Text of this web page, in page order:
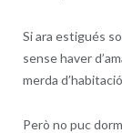
Si ara estigués
sense haver
merda
Però no puc